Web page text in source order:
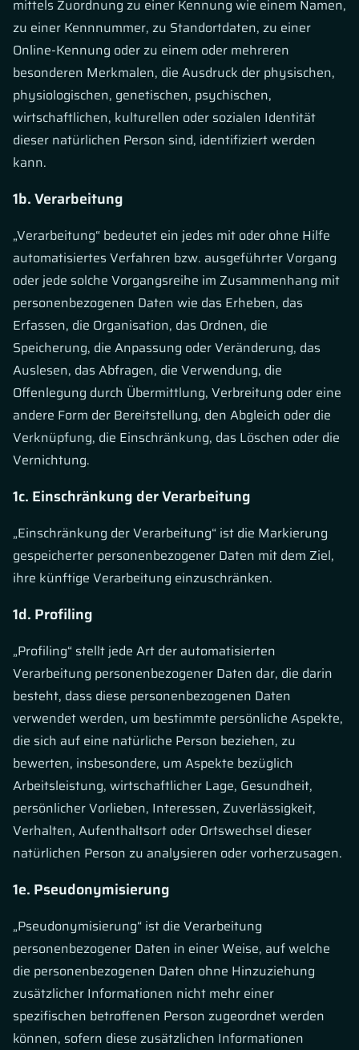
mittels Zuordnung zu einer Kennung wie einem Namen,
zu einer Kennnummer, zu Standortdaten, zu einer
Online-Kennung oder zu einem oder mehreren
besonderen Merkmalen, die Ausdruck der physischen,
physiologischen, genetischen, psychischen,
wirtschaftlichen, kulturellen oder sozialen Identität
dieser natürlichen Person sind, identifiziert werden
kann.
1b. Verarbeitung
„Verarbeitung“ bedeutet ein jedes mit oder ohne Hilfe
automatisiertes Verfahren bzw. ausgeführter Vorgang
oder jede solche Vorgangsreihe im Zusammenhang mit
personenbezogenen Daten wie das Erheben, das
Erfassen, die Organisation, das Ordnen, die
Speicherung, die Anpassung oder Veränderung, das
Auslesen, das Abfragen, die Verwendung, die
Offenlegung durch Übermittlung, Verbreitung oder eine
andere Form der Bereitstellung, den Abgleich oder die
Verknüpfung, die Einschränkung, das Löschen oder die
Vernichtung.
1c. Einschränkung der Verarbeitung
„Einschränkung der Verarbeitung“ ist die Markierung
gespeicherter personenbezogener Daten mit dem Ziel,
ihre künftige Verarbeitung einzuschränken.
1d. Profiling
„Profiling“ stellt jede Art der automatisierten
Verarbeitung personenbezogener Daten dar, die darin
besteht, dass diese personenbezogenen Daten
verwendet werden, um bestimmte persönliche Aspekte,
die sich auf eine natürliche Person beziehen, zu
bewerten, insbesondere, um Aspekte bezüglich
Arbeitsleistung, wirtschaftlicher Lage, Gesundheit,
persönlicher Vorlieben, Interessen, Zuverlässigkeit,
Verhalten, Aufenthaltsort oder Ortswechsel dieser
natürlichen Person zu analysieren oder vorherzusagen.
1e. Pseudonymisierung
„Pseudonymisierung“ ist die Verarbeitung
personenbezogener Daten in einer Weise, auf welche
die personenbezogenen Daten ohne Hinzuziehung
zusätzlicher Informationen nicht mehr einer
spezifischen betroffenen Person zugeordnet werden
können, sofern diese zusätzlichen Informationen